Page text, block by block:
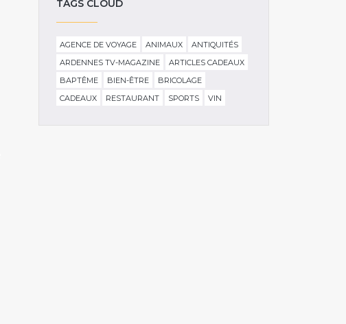
TAGS CLOUD
AGENCE DE VOYAGE ANIMAUX
ANTIQUITÉS
ARDENNES TV-MAGAZINE
ARTICLES CADEAUX
BAPTÊME
BIEN-ÊTRE
BRICOLAGE
CADEAUX
RESTAURANT SPORTS VIN